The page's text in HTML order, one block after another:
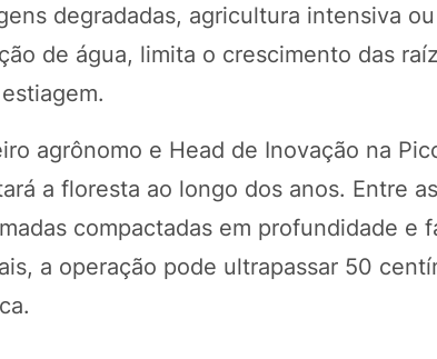
degradadas, agricultura intensiva
de água, limita o crescimento das
agrônomo e Head de Inovação na
a floresta ao longo dos anos. Entre
compactadas em profundidade e
a operação pode ultrapassar 50